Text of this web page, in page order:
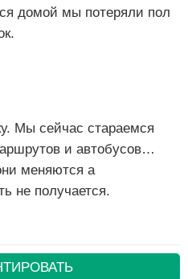
домой мы потеряли пол
Мы сейчас стараемся
и автобусов…
меняются а
не получается.